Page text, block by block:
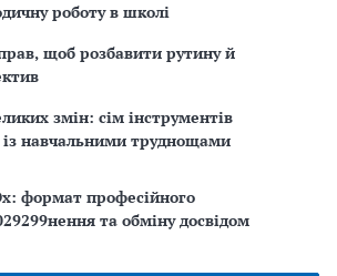
роботу в школі
щоб розбавити рутину й
змін: сім інструментів
із навчальними труднощами
формат професійного
та обміну досвідом